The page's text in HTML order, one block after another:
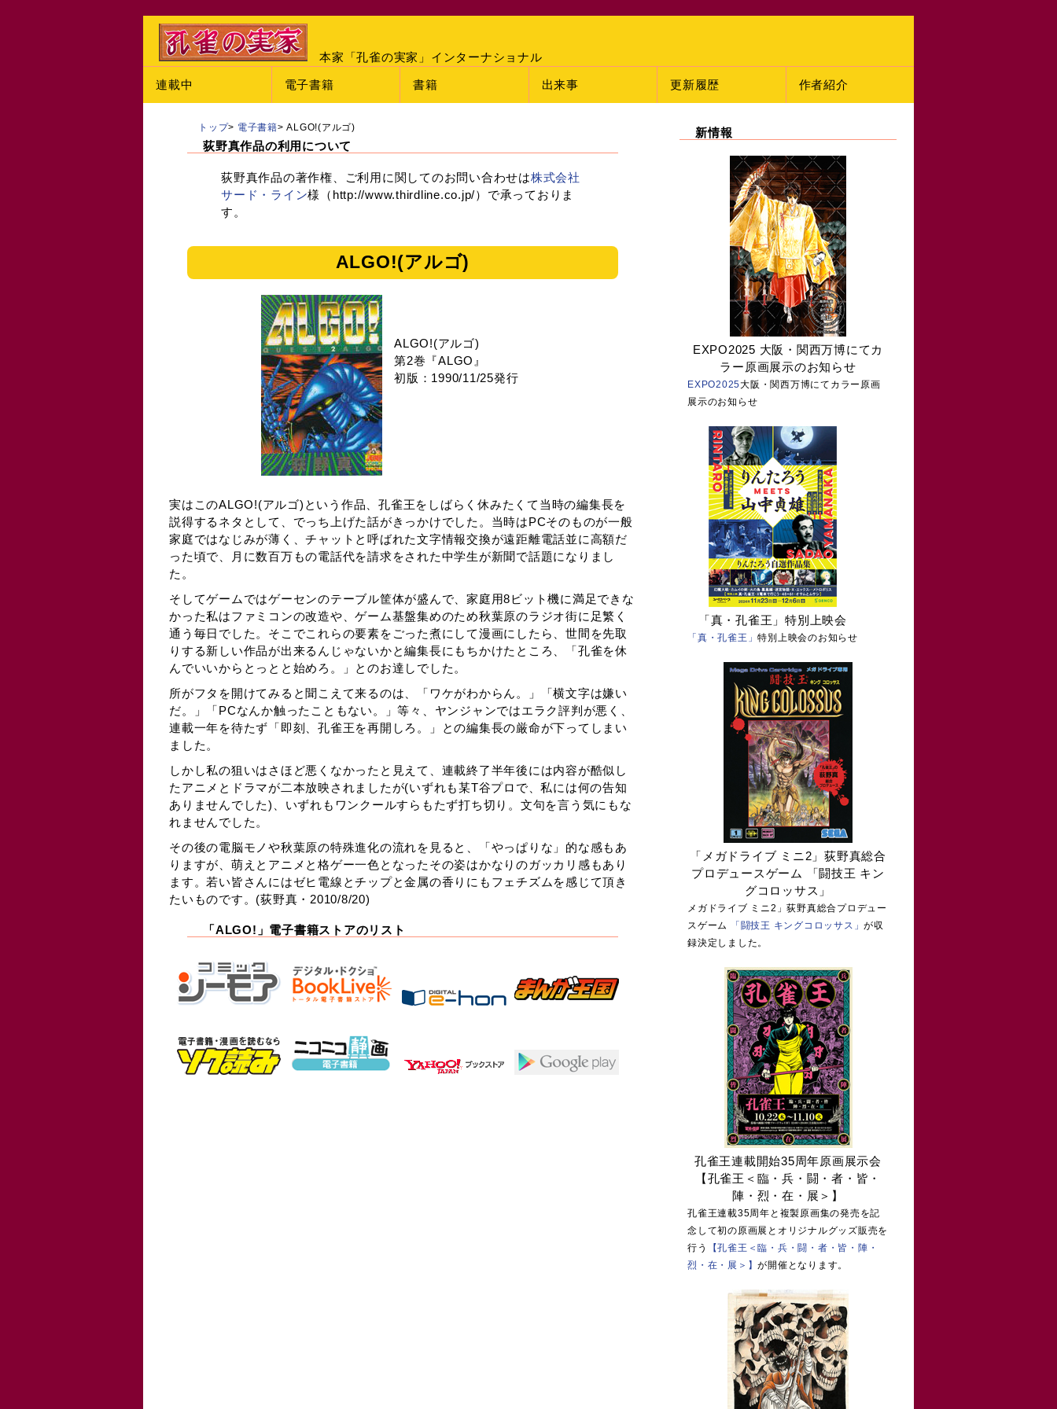
本家「孔雀の実家」インターナショナル
連載中 電子書籍 書籍 出来事 更新履歴 作者紹介
トップ> 電子書籍> ALGO!(アルゴ)
荻野真作品の利用について
荻野真作品の著作権、ご利用に関してのお問い合わせは株式会社
サード・ライン様（http://www.thirdline.co.jp/）で承っておりま
す。
ALGO!(アルゴ)
ALGO!(アルゴ)
第2巻『ALGO』
初版：1990/11/25発行
実はこのALGO!(アルゴ)という作品、孔雀王をしばらく休みたくて当時の編集長を
説得するネタとして、でっち上げた話がきっかけでした。当時はPCそのものが一般
家庭ではなじみが薄く、チャットと呼ばれた文字情報交換が遠距離電話並に高額だ
った頃で、月に数百万もの電話代を請求をされた中学生が新聞で話題になりまし
た。
そしてゲームではゲーセンのテーブル筐体が盛んで、家庭用8ビット機に満足できな
かった私はファミコンの改造や、ゲーム基盤集めのため秋葉原のラジオ街に足繁く
通う毎日でした。そこでこれらの要素をごった煮にして漫画にしたら、世間を先取
りする新しい作品が出来るんじゃないかと編集長にもちかけたところ、「孔雀を休
んでいいからとっとと始めろ。」とのお達しでした。
所がフタを開けてみると聞こえて来るのは、「ワケがわからん。」「横文字は嫌い
だ。」「PCなんか触ったこともない。」等々、ヤンジャンではエラク評判が悪く、
連載一年を待たず「即刻、孔雀王を再開しろ。」との編集長の厳命が下ってしまい
ました。
しかし私の狙いはさほど悪くなかったと見えて、連載終了半年後には内容が酷似し
たアニメとドラマが二本放映されましたが(いずれも某T谷プロで、私には何の告知
ありませんでした)、いずれもワンクールすらもたず打ち切り。文句を言う気にもな
れませんでした。
その後の電脳モノや秋葉原の特殊進化の流れを見ると、「やっぱりな」的な感もあ
りますが、萌えとアニメと格ゲー一色となったその姿はかなりのガッカリ感もあり
ます。若い皆さんにはゼヒ電線とチップと金属の香りにもフェチズムを感じて頂き
たいものです。(荻野真・2010/8/20)
「ALGO!」電子書籍ストアのリスト
新情報
EXPO2025 大阪・関西万博にてカ
ラー原画展示のお知らせ
EXPO2025大阪・関西万博にてカラー原画
展示のお知らせ
「真・孔雀王」特別上映会
「真・孔雀王」特別上映会のお知らせ
「メガドライブ ミニ2」荻野真総合
プロデュースゲーム 「闘技王 キン
グコロッサス」
メガドライブ ミニ2」荻野真総合プロデュー
スゲーム
「闘技王 キングコロッサス」が収
録決定しました。
孔雀王連載開始35周年原画展示会
【孔雀王＜臨・兵・闘・者・皆・
陣・烈・在・展＞】
孔雀王連載35周年と複製原画集の発売を記
念して初の原画展とオリジナルグッズ販売を
行う
【孔雀王＜臨・兵・闘・者・皆・陣・
烈・在・展＞】が開催となります。